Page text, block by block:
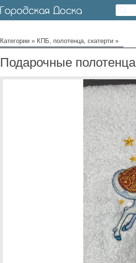
Категории » КПБ, полотенца, скатерти »
Подарочные полотенца